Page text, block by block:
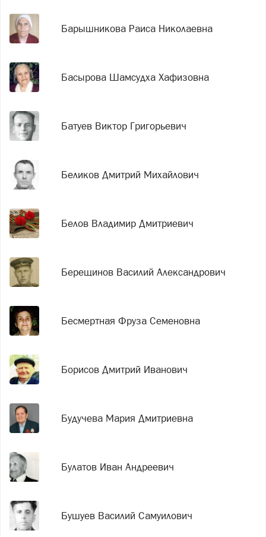
Барышникова Раиса Николаевна
Басырова Шамсудха Хафизовна
Батуев Виктор Григорьевич
Беликов Дмитрий Михайлович
Белов Владимир Дмитриевич
Берещинов Василий Александрович
Бесмертная Фруза Семеновна
Борисов Дмитрий Иванович
Будучева Мария Дмитриевна
Булатов Иван Андреевич
Бушуев Василий Самуилович